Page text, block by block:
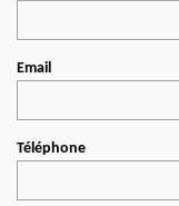
Email
Téléphone